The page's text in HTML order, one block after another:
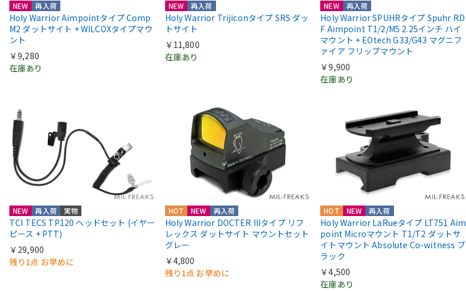
NEW 再入荷
Holy Warrior Aimpointタイプ Comp
M2 ダットサイト + WILCOXタイプマウ
ント
￥9,280
在庫あり
NEW 再入荷
Holy Warrior Trijiconタイプ SRS ダッ
トサイト
￥11,800
在庫あり
NEW 再入荷
Holy Warrior SPUHRタイプ Spuhr RD
F Aimpoint T1/2/M5 2.25インチ ハイ
マウント + EOtech G33/G43 マグニフ
ァイア フリップマウント
￥9,900
在庫あり
NEW 再入荷 実物
TCI TECS TP120 ヘッドセット (イヤー
ピース + PTT)
￥29,900
残り1点 お早めに
HOT NEW 再入荷
Holy Warrior DOCTER IIIタイプ リフ
レックス ダットサイト マウントセット
グレー
￥4,800
残り1点 お早めに
HOT NEW 再入荷
Holy Warrior LaRueタイプ LT751 Aim
point Microマウント T1/T2 ダットサ
イトマウント Absolute Co-witness ブ
ラック
￥4,500
在庫あり